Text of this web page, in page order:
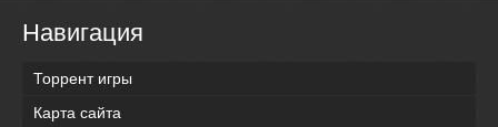
Навигация
Торрент игры
Карта сайта